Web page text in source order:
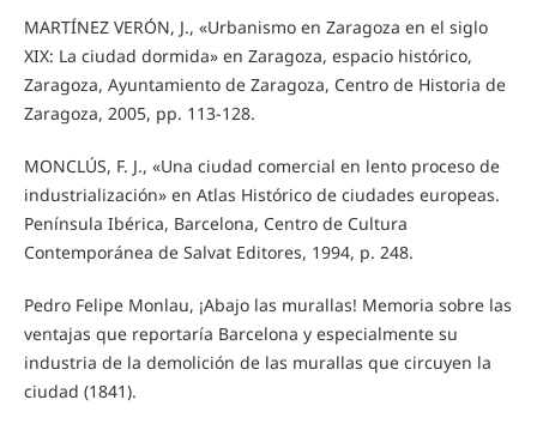
MARTÍNEZ VERÓN, J., «Urbanismo en Zaragoza en el siglo
XIX: La ciudad dormida» en Zaragoza, espacio histórico,
Zaragoza, Ayuntamiento de Zaragoza, Centro de Historia de
Zaragoza, 2005, pp. 113-128.
MONCLÚS, F. J., «Una ciudad comercial en lento proceso de
industrialización» en Atlas Histórico de ciudades europeas.
Península Ibérica, Barcelona, Centro de Cultura
Contemporánea de Salvat Editores, 1994, p. 248.
Pedro Felipe Monlau, ¡Abajo las murallas! Memoria sobre las
ventajas que reportaría Barcelona y especialmente su
industria de la demolición de las murallas que circuyen la
ciudad (1841).